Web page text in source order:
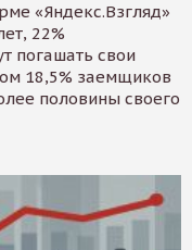
«Яндекс.Взгляд»
22%
погашать свои
18,5% заемщиков
половины своего